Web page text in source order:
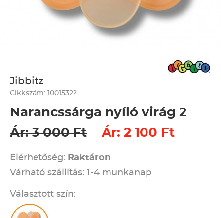
Jibbitz
Cikkszám: 10015322
Narancssárga nyíló virág 2
Ár: 3 000 Ft
Ár: 2 100 Ft
Elérhetőség: Raktáron
Várható szállítás: 1-4 munkanap
Választott szín: